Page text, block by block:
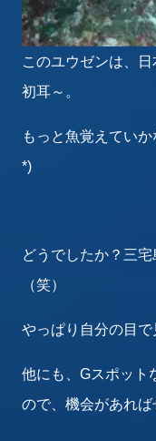
このユウゼンは、
初耳～。
もっと魚覚えてい
*)
どうでしたか？三
（笑）
やっぱり自分の目で
他にも、Gスポット
ので、機会があれ